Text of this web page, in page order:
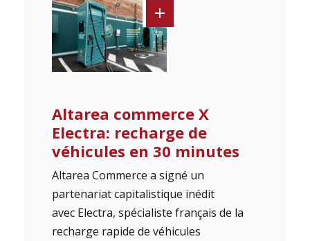
Altarea commerce X
Electra: recharge de
véhicules en 30 minutes
Altarea Commerce a signé un
partenariat capitalistique inédit
avec Electra, spécialiste français de la
recharge rapide de véhicules